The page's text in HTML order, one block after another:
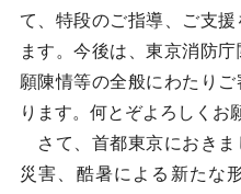
て、特段のご指導、ご支
ます。今後は、東京消防
願陳情等の全般にわたり
ります。何とぞよろしくお
さて、首都東京におきま
災害、酷暑による新たな